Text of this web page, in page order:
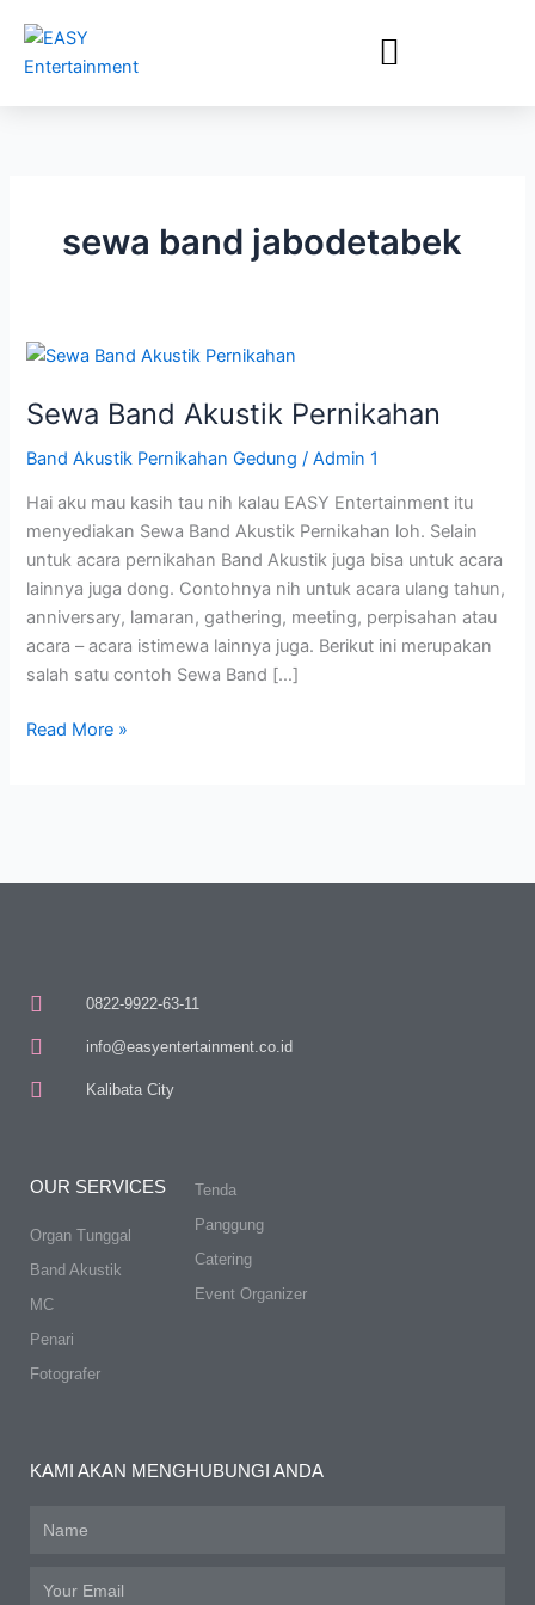
konten
sewa band jabodetabek
Sewa Band Akustik Pernikahan
Band Akustik Pernikahan Gedung /Admin 1
Hai aku mau kasih tau nih kalau EASY Entertainment itu
menyediakan Sewa Band Akustik Pernikahan loh. Selain
untuk acara pernikahan Band Akustik juga bisa untuk acara
lainnya juga dong. Contohnya nih untuk acara ulang tahun,
anniversary, lamaran, gathering, meeting, perpisahan atau
acara – acara istimewa lainnya juga. Berikut ini merupakan
salah satu contoh Sewa Band […]
Sewa
Akustik
Read More »
0822-9922-63-11
info@easyentertainment.co.id
Kalibata City
OUR SERVICES
Organ Tunggal
Band Akustik
MC
Penari
Fotografer
Tenda
Panggung
Catering
Event Organizer
KAMI AKAN MENGHUBUNGI ANDA